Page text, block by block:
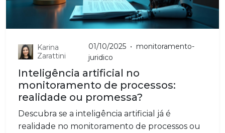
Karina
Zarattini
01/10/2025 • monitoramento-
juridico
Inteligência artificial no
monitoramento de processos:
realidade ou promessa?
Descubra se a inteligência artificial já é
realidade no monitoramento de processos ou